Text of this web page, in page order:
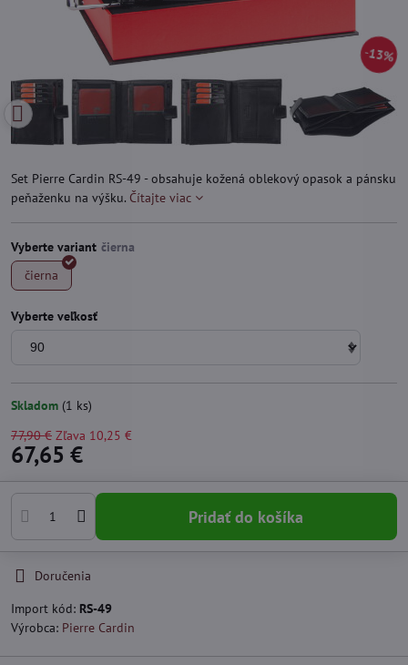
13%
Set Pierre Cardin RS-49 - obsahuje kožená oblekový opasok a pánsku
peňaženku na výšku. Čítajte viac
Vyberte variant
čierna
Vyberte veľkosť
Skladom (1 ks)
77,90 € Zľava 10,25 €
67,65 €
Pridať do košíka
Doručenia
Import kód: RS-49
Výrobca: Pierre Cardin